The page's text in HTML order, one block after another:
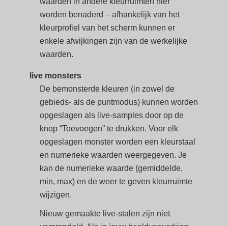
worden benaderd – afhankelijk van het
kleurprofiel van het scherm kunnen er
enkele afwijkingen zijn van de werkelijke
waarden.
live monsters
De bemonsterde kleuren (in zowel de
gebieds- als de puntmodus) kunnen worden
opgeslagen als live-samples door op de
knop “Toevoegen” te drukken. Voor elk
opgeslagen monster worden een kleurstaal
en numerieke waarden weergegeven. Je
kan de numerieke waarde (gemiddelde,
min, max) en de weer te geven kleurruimte
wijzigen.
Nieuw gemaakte live-stalen zijn niet